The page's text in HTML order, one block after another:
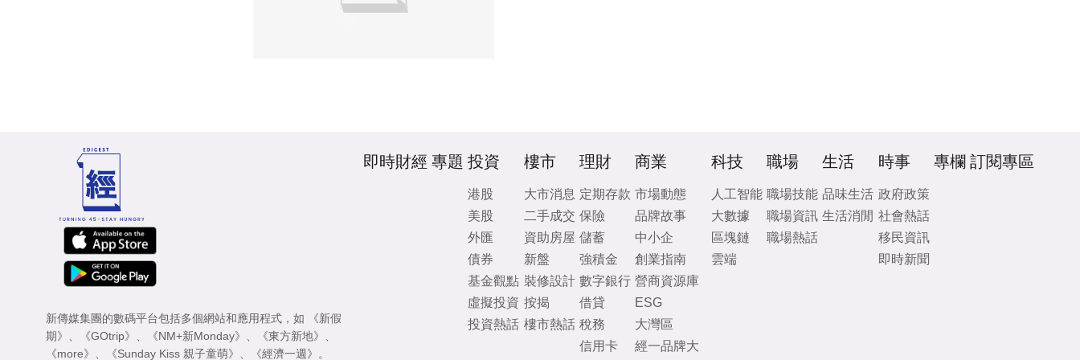
新傳媒集團的數碼平台包括多個網站和應用程式，如
《新假
期》
《GOtrip》 《NM+新Monday》 《東方新地》
《more》
《Sunday Kiss 親子童萌》 《經濟一週》 。
即時財經 專題 投資
港股
美股
外匯
債券
基金觀點
虛擬投資
投資熱話
樓市
大市消息
二手成交
資助房屋
新盤
裝修設計
按揭
樓市熱話
理財
定期存款
保險
儲蓄
強積金
數字銀行
借貸
稅務
信用卡
商業
市場動態
品牌故事
中小企
創業指南
營商資源庫
ESG
大灣區
經一品牌大
科技
人工智能
大數據
區塊鏈
雲端
職場
職場技能
職場資訊
職場熱話
生活
品味生活
生活消閒
時事
政府政策
社會熱話
移民資訊
即時新聞
專欄 訂閱專區